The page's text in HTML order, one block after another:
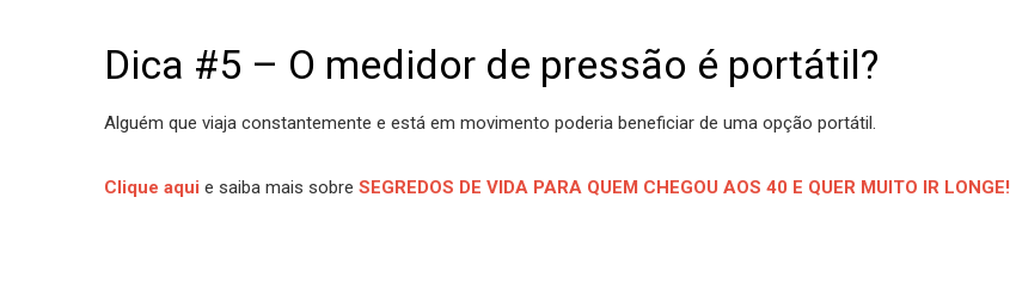
Dica #5 – O medidor de pressão é portátil?
Alguém que viaja constantemente e está em movimento poderia beneficiar de uma opção portátil.
Clique aqui e saiba mais sobre SEGREDOS DE VIDA PARA QUEM CHEGOU AOS 40 E QUER MUITO IR LONGE!